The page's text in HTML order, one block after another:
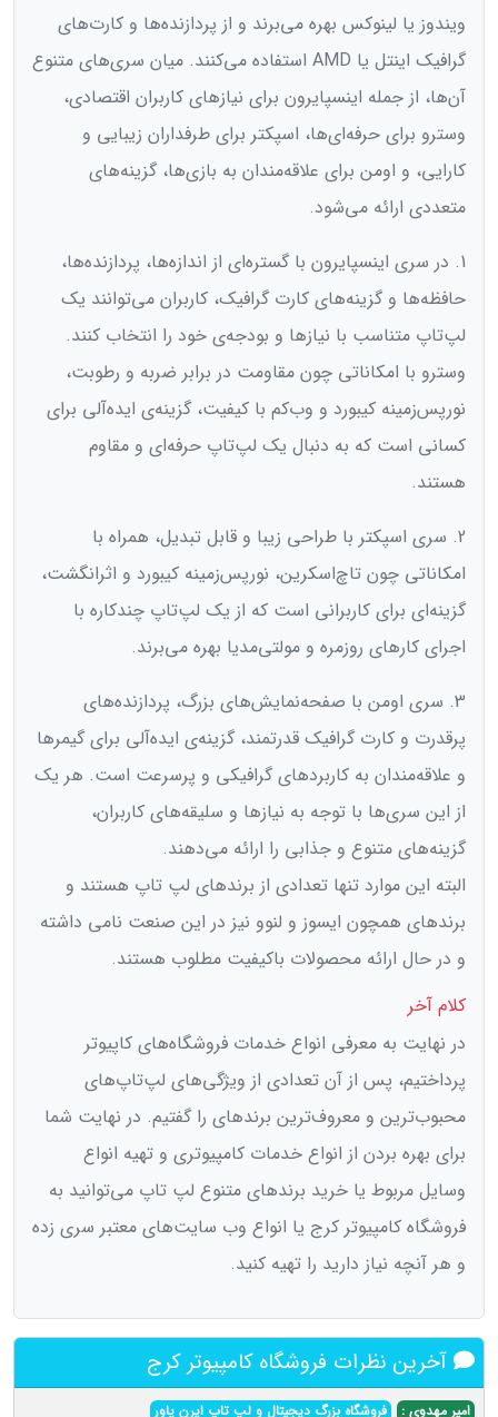
ویندوز یا لینوکس بهره می‌برند و از پردازنده‌ها و کارت‌های
گرافیک اینتل یا AMD استفاده می‌کنند. میان سری‌های متنوع
آن‌ها، از جمله اینسپایرون برای نیازهای کاربران اقتصادی،
وسترو برای حرفه‌ای‌ها، اسپکتر برای طرفداران زیبایی و
کارایی، و اومن برای علاقه‌مندان به بازی‌ها، گزینه‌های
متعددی ارائه می‌شود.
1. در سری اینسپایرون با گستره‌ای از اندازه‌ها، پردازنده‌ها،
حافظه‌ها و گزینه‌های کارت گرافیک، کاربران می‌توانند یک
لپ‌تاپ متناسب با نیازها و بودجه‌ی خود را انتخاب کنند.
وسترو با امکاناتی چون مقاومت در برابر ضربه و رطوبت،
نورپس‌زمینه کیبورد و وب‌کم با کیفیت، گزینه‌ی ایده‌آلی برای
کسانی است که به دنبال یک لپ‌تاپ حرفه‌ای و مقاوم
هستند.
2. سری اسپکتر با طراحی زیبا و قابل تبدیل، همراه با
امکاناتی چون تاچ‌اسکرین، نورپس‌زمینه کیبورد و اثرانگشت،
گزینه‌ای برای کاربرانی است که از یک لپ‌تاپ چندکاره با
اجرای کارهای روزمره و مولتی‌مدیا بهره می‌برند.
3. سری اومن با صفحه‌نمایش‌های بزرگ، پردازنده‌های
پرقدرت و کارت گرافیک قدرتمند، گزینه‌ی ایده‌آلی برای گیمرها
و علاقه‌مندان به کاربردهای گرافیکی و پرسرعت است. هر یک
از این سری‌ها با توجه به نیازها و سلیقه‌های کاربران،
گزینه‌های متنوع و جذابی را ارائه می‌دهند.
البته این موارد تنها تعدادی از برند‌های لپ تاپ هستند و
برند‌های همچون ایسوز و لنوو نیز در این صنعت نامی داشته
و در حال ارائه محصولات باکیفیت مطلوب هستند.
کلام آخر
در نهایت به معرفی انواع خدمات فروشگاه‌های کاپیوتر
پرداختیم، پس از آن تعدادی از ویژگی‌های لپ‌تاپ‌های
محبوب‌ترین و معروف‌ترین برند‌های را گفتیم. در نهایت شما
برای بهره بردن از انواع خدمات کامپیوتری و تهیه انواع
وسایل مربوط یا خرید برند‌های متنوع لپ تاپ می‌توانید به
فروشگاه کامپیوتر کرج یا انواع وب سایت‌های معتبر سری زده
و هر آنچه نیاز دارید را تهیه کنید.
آخرین نظرات فروشگاه کامپیوتر کرج
امیر مهدوی : فروشگاه بزرگ دیجیتال و لپ تاپ ایرن پاور